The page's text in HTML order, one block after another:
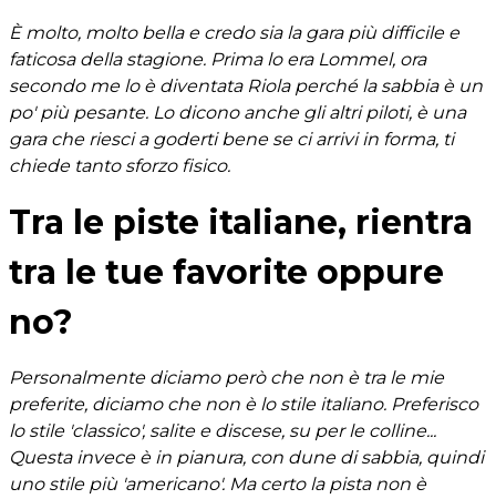
È molto, molto bella e credo sia la gara più difficile e
faticosa della stagione. Prima lo era Lommel, ora
secondo me lo è diventata Riola perché la sabbia è un
po' più pesante. Lo dicono anche gli altri piloti, è una
gara che riesci a goderti bene se ci arrivi in forma, ti
chiede tanto sforzo fisico.
Tra le piste italiane, rientra
tra le tue favorite oppure
no?
Personalmente diciamo però che non è tra le mie
preferite, diciamo che non è lo stile italiano. Preferisco
lo stile 'classico', salite e discese, su per le colline...
Questa invece è in pianura, con dune di sabbia, quindi
uno stile più 'americano'. Ma certo la pista non è